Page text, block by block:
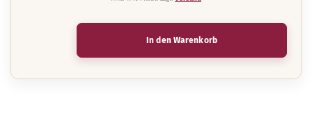
In den Warenkorb